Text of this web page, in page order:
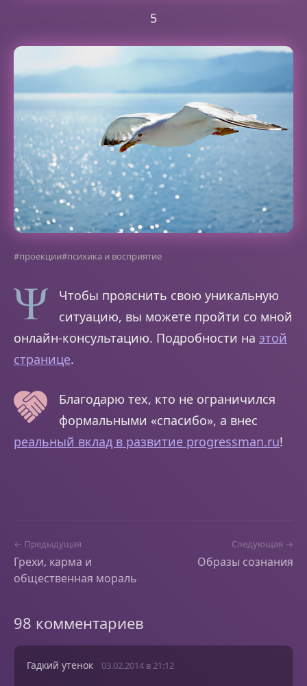
5
#проекции#психика и восприятие
Чтобы прояснить свою уникальную
ситуацию, вы можете пройти со мной
онлайн-консультацию. Подробности на этой
странице.
Благодарю тех, кто не ограничился
формальными «спасибо», а внес
реальный вклад в развитие progressman.ru!
← Предыдущая
Грехи, карма и
общественная мораль
Следующая →
Образы сознания
98 комментариев
Гадкий утенок 03.02.2014 в 21:12